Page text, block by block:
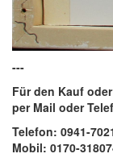
---
Für den Kauf
per Mail oder
Telefon: 0941-
Mobil: 0170-